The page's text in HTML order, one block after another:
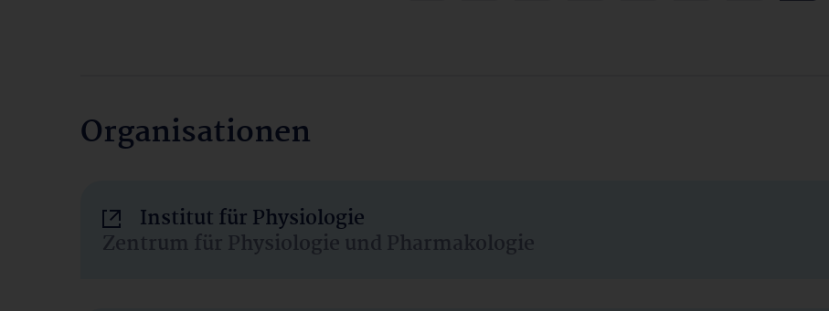
Organisationen
Institut für Physiologie
Zentrum für Physiologie und Pharmakologie